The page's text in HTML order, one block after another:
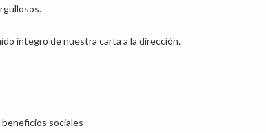
íntegro de nuestra carta a la dirección.
beneficios sociales